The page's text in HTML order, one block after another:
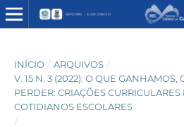
INÍCIO / ARQUIVOS /
V. 15 N. 3 (2022): O QUE
PERDER: CRIAÇÕES
COTIDIANOS ESCOLARES
/